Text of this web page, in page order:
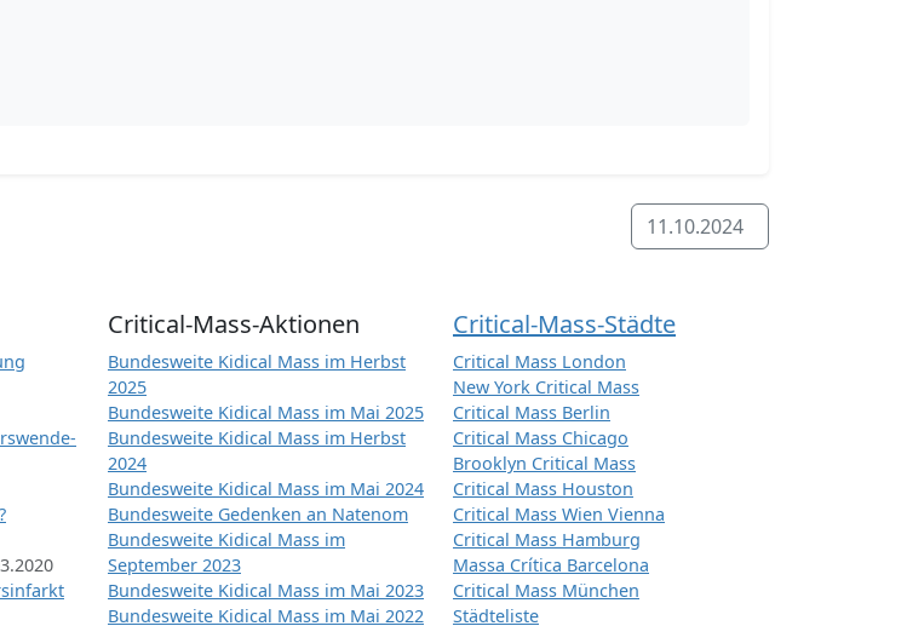
11.10.2024
Critical-Mass-Aktionen
Bundesweite Kidical Mass im Herbst
2025
Bundesweite Kidical Mass im Mai 2025
Bundesweite Kidical Mass im Herbst
2024
Bundesweite Kidical Mass im Mai 2024
Bundesweite Gedenken an Natenom
Bundesweite Kidical Mass im
September 2023
Bundesweite Kidical Mass im Mai 2023
Bundesweite Kidical Mass im Mai 2022
Critical-Mass-Städte
Critical Mass London
New York Critical Mass
Critical Mass Berlin
Critical Mass Chicago
Brooklyn Critical Mass
Critical Mass Houston
Critical Mass Wien Vienna
Critical Mass Hamburg
Massa Crítica Barcelona
Critical Mass München
Städteliste